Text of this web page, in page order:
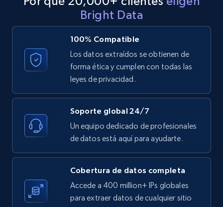
TikTok - Profiles - Discover by search URL
and country
Account id, Nickname, Biography, Awg
engagement rate, Comment engagement rate,
and more.
8.3K+ 963+ Prueba gratuita
Youtube - Videos posts
URL, Title, Youtuber, Youtuber md5, Video url,
Video length, Likes, Views, and more.
Bright Data
100% Compatible
Los datos extraídos se obtienen de
forma ética y cumplen con todas las
leyes de privacidad.
Soporte global 24/7
Un equipo dedicado de profesionales
de datos está aquí para ayudarte.
Cobertura de datos completa
Accede a 400 million+ IPs globales
para extraer datos de cualquier sitio